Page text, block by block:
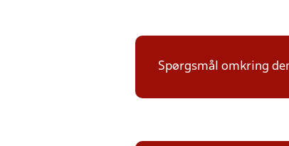
Spørgsmål omkring